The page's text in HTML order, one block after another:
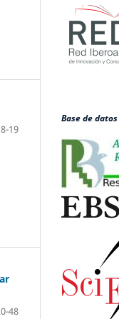
19
48
Base de datos